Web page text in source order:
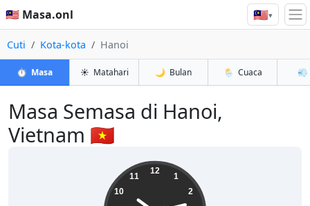
🇲🇾 Masa.onl 🇲🇾▾
Cuti Kota-kota Hanoi
⏱️ Masa ☀️ Matahari 🌙 Bulan 🌦️ Cuaca 💨
Masa Semasa di Hanoi,
Vietnam 🇻🇳
12
1
2
10
11